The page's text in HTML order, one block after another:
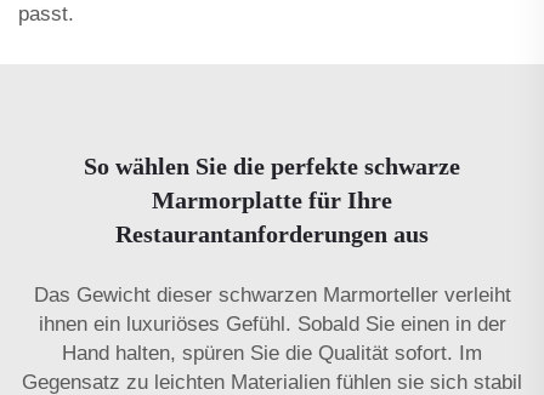
passt.
So wählen Sie die perfekte schwarze
Marmorplatte für Ihre
Restaurantanforderungen aus
Das Gewicht dieser schwarzen Marmorteller verleiht
ihnen ein luxuriöses Gefühl. Sobald Sie einen in der
Hand halten, spüren Sie die Qualität sofort. Im
Gegensatz zu leichten Materialien fühlen sie sich stabil